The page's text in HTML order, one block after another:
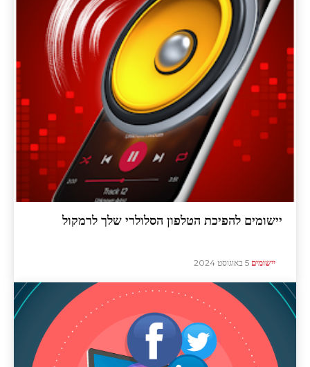
יישומים להפיכת הטלפון הסלולרי שלך לרמקול
יישומים 5 באוגוסט 2024